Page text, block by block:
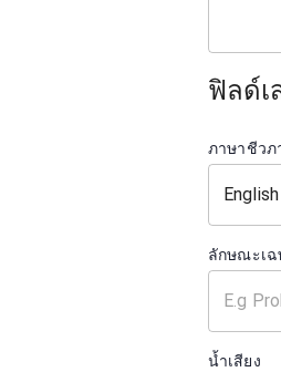
ฟิลด์เ
ภาษาชีวภ
ลักษณะเฉ
น้ำเสียง